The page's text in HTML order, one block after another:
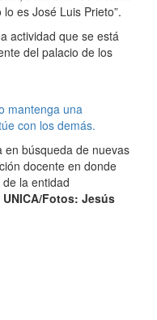
es José Luis Prieto”.
actividad que se está
del palacio de los
mantenga una
con los demás.
en búsqueda de nuevas
docente en donde
la entidad
Fotos: Jesús